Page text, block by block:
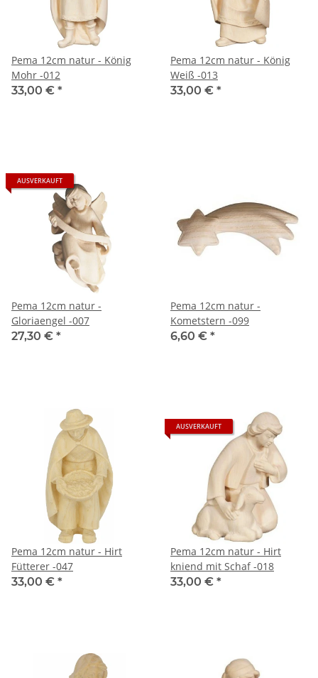
Pema 12cm natur - König
Mohr -012
33,00 € *
Pema 12cm natur - König
Weiß -013
33,00 € *
AUSVERKAUFT
Pema 12cm natur -
Gloriaengel -007
27,30 € *
Pema 12cm natur -
Kometstern -099
6,60 € *
Pema 12cm natur - Hirt
Fütterer -047
33,00 € *
AUSVERKAUFT
Pema 12cm natur - Hirt
kniend mit Schaf -018
33,00 € *